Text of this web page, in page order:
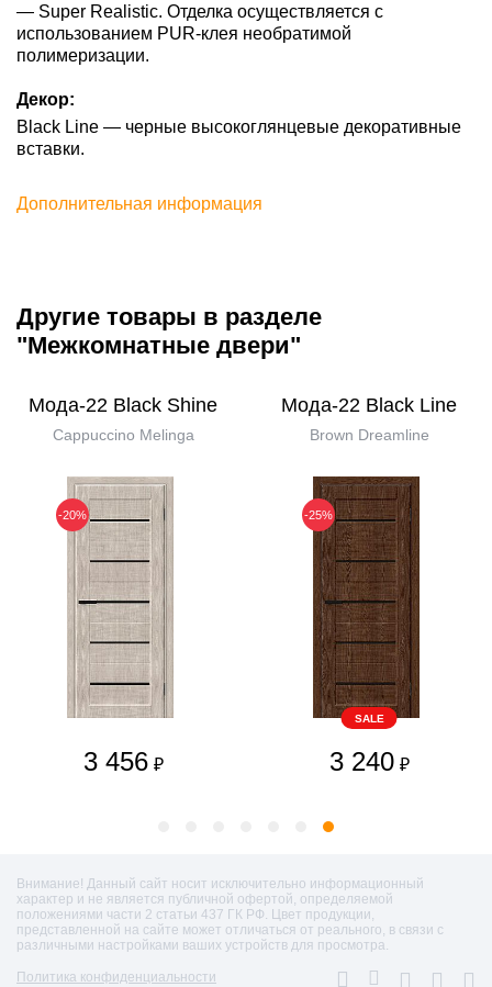
— Super Realistic. Отделка осуществляется с
использованием PUR-клея необратимой
полимеризации.
Декор:
Black Line — черные высокоглянцевые декоративные
вставки.
Дополнительная информация
Другие товары в разделе
"Межкомнатные двери"
Мода-22 Black Shine
Cappuccino Melinga
-20%
3 456 ₽
Мода-22 Black Line
Brown Dreamline
-25%
SALE
3 240 ₽
Внимание! Данный сайт носит исключительно информационный
характер и не является публичной офертой, определяемой
положениями части 2 статьи 437 ГК РФ. Цвет продукции,
представленной на сайте может отличаться от реального, в связи с
различными настройками ваших устройств для просмотра.
Политика конфиденциальности